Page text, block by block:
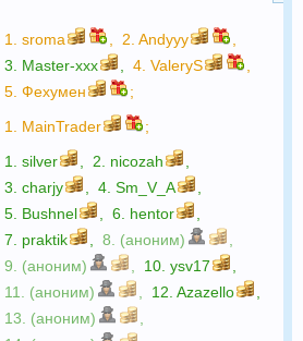
1. sroma 2. Andyyy
3. Master-xxx 4. ValeryS
5. Фехумен
;
1. MainTrader
;
1. silver 2. nicozah
3. charjy 4. Sm_V_A
5. Bushnel 6. hentor
7. praktik 8. (аноним)
9. (аноним)
10. ysv17
11. (аноним)
12. Azazello
13. (аноним)